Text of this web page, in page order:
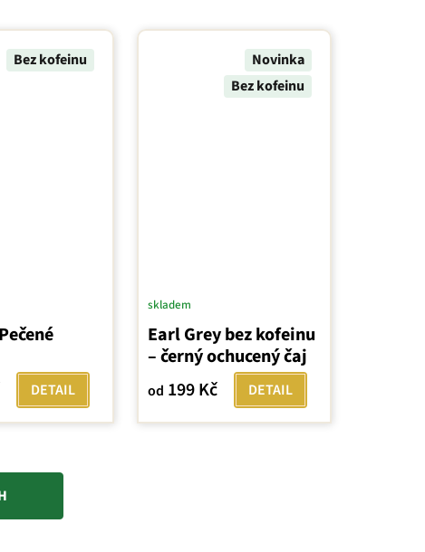
Bez kofeinu
DETAIL
Novinka
Bez kofeinu
Earl Grey bez kofeinu
– černý ochucený čaj
skladem
od 199 Kč DETAIL